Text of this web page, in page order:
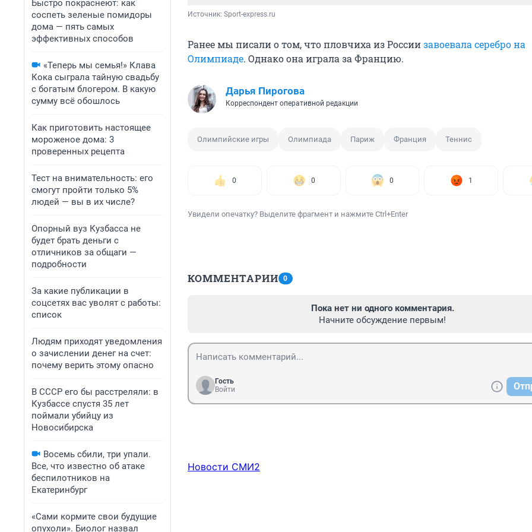
Быстро покраснеют: как
соспеть зеленые помидоры
дома — пять самых
эффективных способов
«Теперь мы семья!» Клава
Кока сыграла тайную свадьбу
с богатым блогером. В какую
сумму всё обошлось
Как приготовить настоящее
мороженое дома: 3
проверенных рецепта
Тест на внимательность: его
смогут пройти только 5%
людей — вы в их числе?
Опорный вуз Кузбасса не
будет брать деньги с
отличников за общаги —
подробности
За какие публикации в
соцсетях вас уволят с работы:
список
Людям приходят уведомления
о зачислении денег на счет:
почему верить этому опасно
В СССР его бы расстреляли: в
Кузбассе спустя 35 лет
поймали убийцу из
Новосибирска
Восемь сбили, три упали.
Все, что известно об атаке
беспилотников на
Екатеринбург
«Сами кормите свои будущие
опухоли». Биолог назвал
Источник: Sport-express.ru
Ранее мы писали о том, что пловчиха из Россиизавоевала серебро на
Олимпиаде. Однако она играла за Францию.
Дарья Пирогова
Корреспондент оперативной редакции
Олимпийские игры Олимпиада Париж Франция Теннис
0 0 0 1
Увидели опечатку? Выделите фрагмент и нажмите Ctrl+Enter
КОММЕНТАРИИ 0
Пока нет ни одного комментария.
Начните обсуждение первым!
Гость
Войти
Новости СМИ2